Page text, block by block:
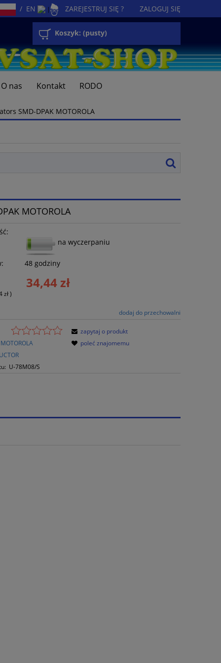
/ EN | ZAREJESTRUJ SIĘ ? ZALOGUJ SIĘ
Koszyk: (pusty)
O nas Kontakt RODO
SMD-DPAK MOTOROLA
MOTOROLA
na wyczerpaniu
48 godziny
34,44 zł
zł)
dodaj do przechowalni
MOTOROLA
U-78M08/S
zapytaj o produkt
poleć znajomemu